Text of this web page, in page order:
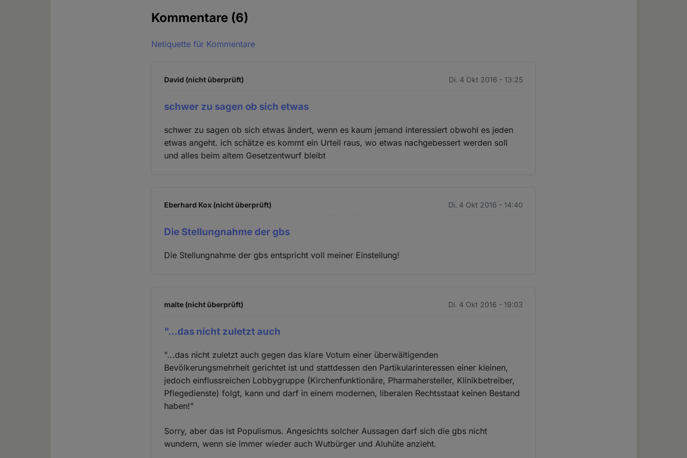
Kommentare (6)
Netiquette für Kommentare
David (nicht überprüft) Di. 4 Okt 2016 - 13:25
schwer zu sagen ob sich etwas
schwer zu sagen ob sich etwas ändert, wenn es kaum jemand interessiert obwohl es jeden
etwas angeht. ich schätze es kommt ein Urteil raus, wo etwas nachgebessert werden soll
und alles beim altem Gesetzentwurf bleibt
Eberhard Kox (nicht überprüft) Di. 4 Okt 2016 - 14:40
Die Stellungnahme der gbs
Die Stellungnahme der gbs entspricht voll meiner Einstellung!
malte (nicht überprüft) Di. 4 Okt 2016 - 19:03
"...das nicht zuletzt auch
"...das nicht zuletzt auch gegen das klare Votum einer überwältigenden
Bevölkerungsmehrheit gerichtet ist und stattdessen den Partikularinteressen einer kleinen,
jedoch einflussreichen Lobbygruppe (Kirchenfunktionäre, Pharmahersteller, Klinikbetreiber,
Pflegedienste) folgt, kann und darf in einem modernen, liberalen Rechtsstaat keinen Bestand
haben!"
Sorry, aber das ist Populismus. Angesichts solcher Aussagen darf sich die gbs nicht
wundern, wenn sie immer wieder auch Wutbürger und Aluhüte anzieht.